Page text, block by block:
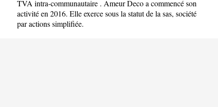
TVA intra-communautaire . Ameur Deco a commencé son
activité en 2016. Elle exerce sous la statut de la sas, société
par actions simplifiée.